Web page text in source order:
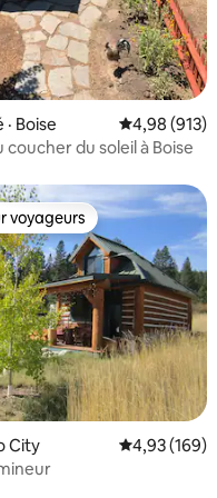
Boise Note
4,98 (913)
coucher du soleil à Boise
61 commentaires
voyageurs
voyageurs
City Note
4,93 (169)